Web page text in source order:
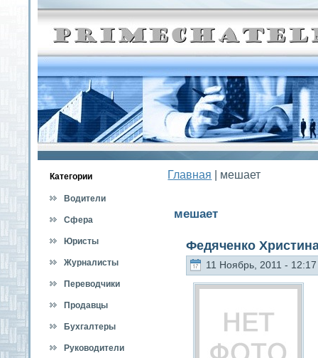
Категοрии
Водители
Сфера
обслуживания
Юристы
Журналисты
Переводчики
Продавцы
Бухгалтеры
Руководители
Главная | мешает
мешает
Федяченко
11 Ноябрь, 2011 - 12:17